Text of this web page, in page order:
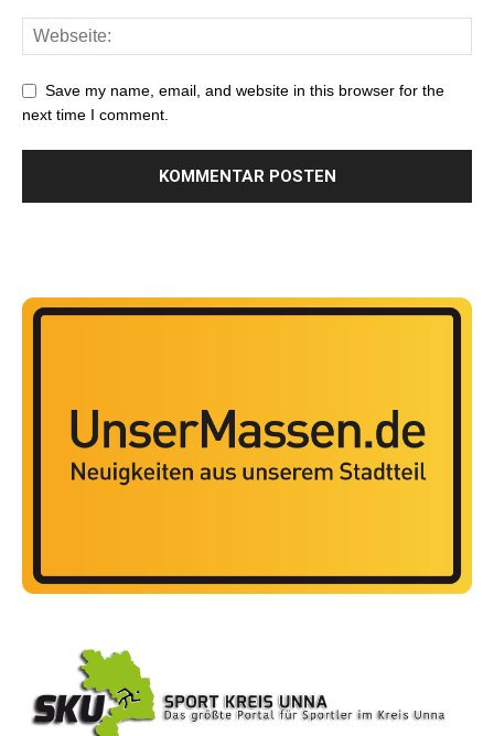
Save my name, email, and website in this browser for the
next time I comment.